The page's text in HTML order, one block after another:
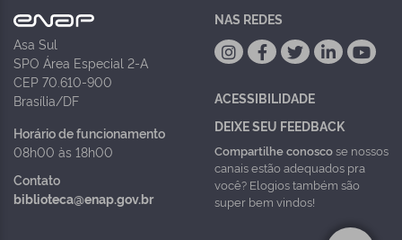
Asa Sul
SPO Área Especial 2-A
CEP 70.610-900
Brasília/DF
Horário de funcionamento
08h00 às 18h00
Contato
biblioteca@enap.gov.br
NAS REDES
ACESSIBILIDADE
DEIXE SEU FEEDBACK
Compartilhe conoscose nossos
canais estão adequados pra
você? Elogios também são
super bem vindos!